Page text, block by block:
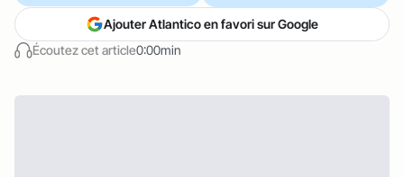
Écoutez cet article0:00min
Ajouter Atlantico en favori sur Google